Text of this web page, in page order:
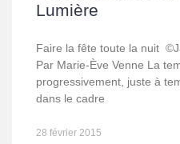
Lumière
Faire la fête toute la nuit
Par Marie-Ève Venne La
progressivement, juste à
dans le cadre
28 février 2015